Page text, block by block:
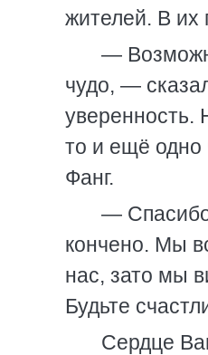
жителей. В их
—
чудо, —
уверенность.
то и ещё одно
Фанг.
—
кончено. Мы
нас, зато мы
Будьте
Сердце